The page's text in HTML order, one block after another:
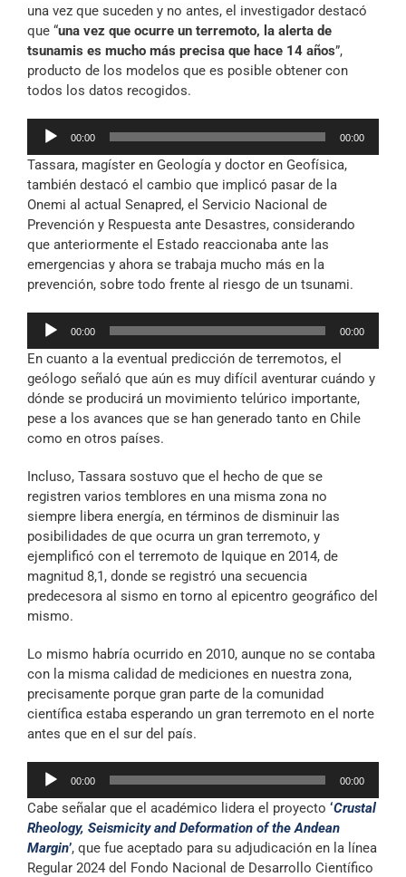
una vez que suceden y no antes, el investigador destacó
que “una vez que ocurre un terremoto, la alerta de
tsunamis es mucho más precisa que hace 14 años”,
producto de los modelos que es posible obtener con
todos los datos recogidos.
Reproductor
audio
00:00 00:00
Tassara, magíster en Geología y doctor en Geofísica,
también destacó el cambio que implicó pasar de la
Onemi al actual Senapred, el Servicio Nacional de
Prevención y Respuesta ante Desastres, considerando
que anteriormente el Estado reaccionaba ante las
emergencias y ahora se trabaja mucho más en la
prevención, sobre todo frente al riesgo de un tsunami.
Reproductor
audio
00:00 00:00
En cuanto a la eventual predicción de terremotos, el
geólogo señaló que aún es muy difícil aventurar cuándo y
dónde se producirá un movimiento telúrico importante,
pese a los avances que se han generado tanto en Chile
como en otros países.
Incluso, Tassara sostuvo que el hecho de que se
registren varios temblores en una misma zona no
siempre libera energía, en términos de disminuir las
posibilidades de que ocurra un gran terremoto, y
ejemplificó con el terremoto de Iquique en 2014, de
magnitud 8,1, donde se registró una secuencia
predecesora al sismo en torno al epicentro geográfico del
mismo.
Lo mismo habría ocurrido en 2010, aunque no se contaba
con la misma calidad de mediciones en nuestra zona,
precisamente porque gran parte de la comunidad
científica estaba esperando un gran terremoto en el norte
antes que en el sur del país.
Reproductor
audio
00:00 00:00
Cabe señalar que el académico lidera el proyecto ‘Crustal
Rheology, Seismicity and Deformation of the Andean
Margin’, que fue aceptado para su adjudicación en la línea
Regular 2024 del Fondo Nacional de Desarrollo Científico